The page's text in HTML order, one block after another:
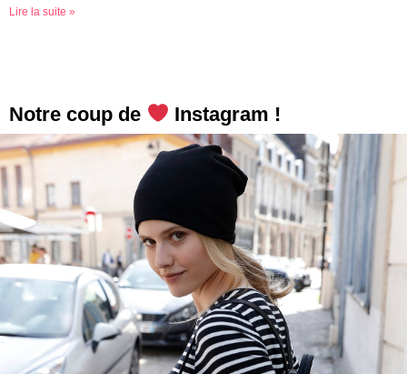
Lire la suite »
Notre coup de Instagram !